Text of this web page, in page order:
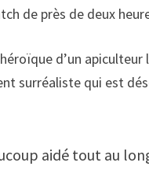
de près de deux
d’un apiculteur
surréaliste qui est
aidé tout au